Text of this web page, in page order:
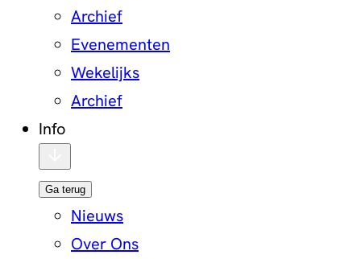
Archief
Evenementen
Wekelijks
Archief
Info
Ga terug
Nieuws
Over Ons